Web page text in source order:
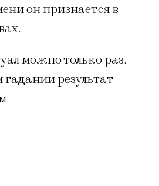
он признается в
можно только раз.
результат